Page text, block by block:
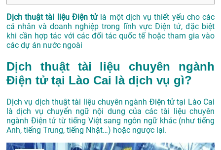
Dịch thuật tài liệu Điện tửlà một dịch vụ thiết yếu cho các
cá nhân và doanh nghiệp trong lĩnh vực Điện tử, đặc biệt
khi cần hợp tác với các đối tác quốc tế hoặc tham gia vào
các dự án nước ngoài
Dịch thuật tài liệu chuyên ngành
Điện tử tại Lào Cai là dịch vụ gì?
Dịch vụ dịch thuật tài liệu chuyên ngành Điện tử tại Lào Cai
là dịch vụ chuyển ngữ nội dung của các tài liệu chuyên
ngành Điện tử từ tiếng Việt sang ngôn ngữ khác (như tiếng
Anh, tiếng Trung, tiếng Nhật…) hoặc ngược lại.